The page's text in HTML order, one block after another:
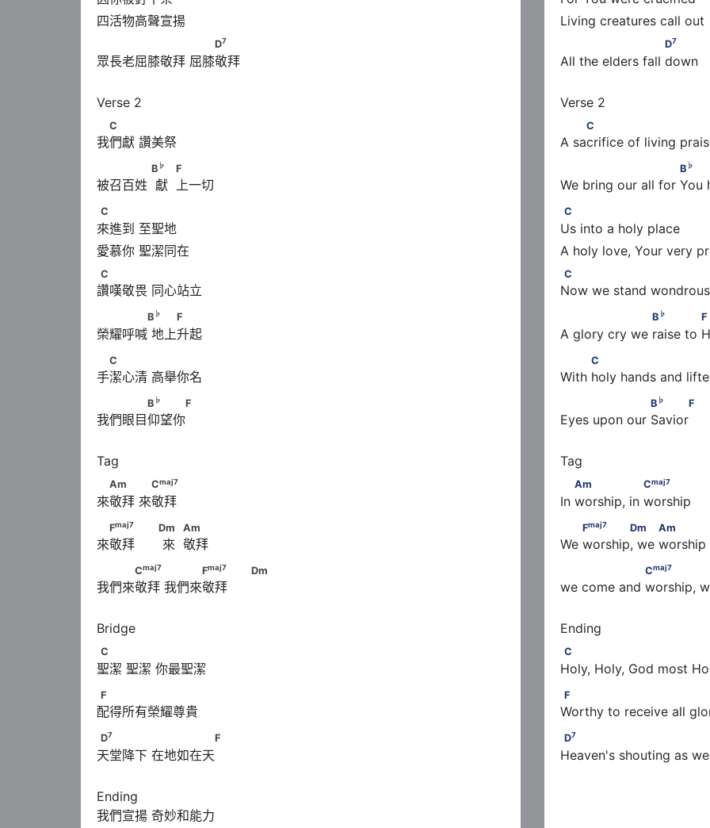
D
D7
眾長老屈膝敬拜 屈膝敬拜
C
C
我們獻 讚美祭
B♭
B ♭ F
被召百姓  獻  上一切
C
C
來進到 至聖地
C
C
讚嘆敬畏 同心站立
B ♭ F
B ♭ F
榮耀呼喊 地上升起
C
C
手潔心清 高舉你名
B ♭ F
B ♭ F
我們眼目仰望你
Am　　      　C
Am Cmaj7
來敬拜 來敬拜
Fmaj7 Dm      　            Am
Fmaj7 Dm Am
來敬拜       來  敬拜
Cmaj7 Fmaj
Cmaj7 Fmaj7 Dm
我們來敬拜 我們來敬拜
C
C
聖潔 聖潔 你最聖潔
FF
配得所有榮耀尊貴
D7 F
D7 F
天堂降下 在地如在天
Ending
我們宣揚 奇妙和能力
D7
D7
All the elders fall down
C
C
A sacrifice of living
♭B ♭
We bring our all for You
C
C
Us into a holy place
C
C
Now we stand
♭
B ♭ F
A glory cry we raise to
C
C
With holy hands and
♭ F
B ♭ F
Eyes upon our Savior
Am                 C
Am Cmaj7
In worship, in worship
Fmaj Dm
Fmaj7 Dm Am
We worship, we worship
maj7
Cmaj7
we come and worship,
C
C
Holy, Holy, God most
FF
Worthy to receive all
D7
D7
Heaven's shouting as